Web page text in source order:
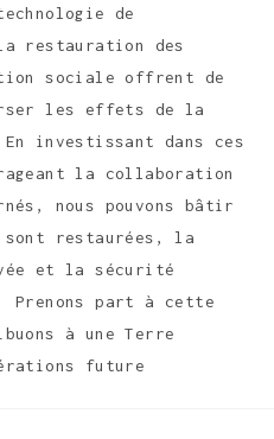
de
restauration des
sociale offrent de
les effets de la
investissant dans ces
la collaboration
nous pouvons bâtir
restaurées, la
et la sécurité
Prenons part à cette
à une Terre
future